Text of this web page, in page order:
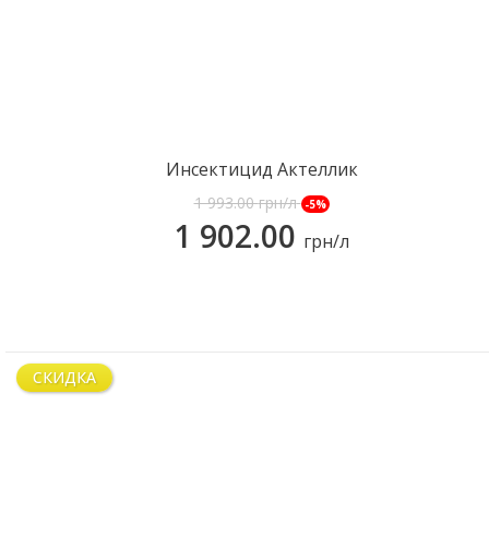
Инсектицид Актеллик
1 993.00грн/л -5%
1 902.00 грн/л
СКИДКА